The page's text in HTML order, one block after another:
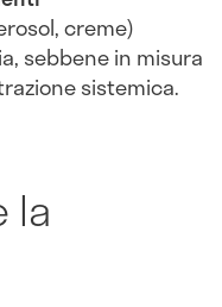
creme)
sebbene in misura
sistemica.
la